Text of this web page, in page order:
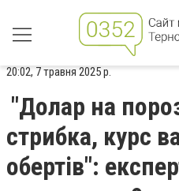
20:02, 7 травня 2025 р.
"Долар на
стрибка, курс
обертів":